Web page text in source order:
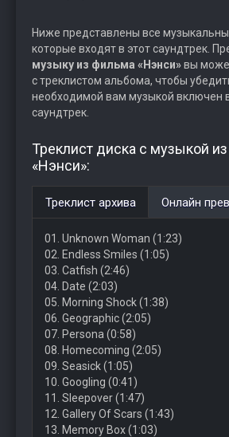
Ниже представлены все
которые входят в этот саундтрек.
музыку из фильма «Нэнси»вы
с треклистом альбома, чтобы
необходимой вам музыкой включен
саундтрек.
Треклист диска с музыкой
«Нэнси»:
Треклист архива Онлайн
01. Unknown Woman (1:23)
02. Endless Smiles (1:05)
03. Catfish (2:46)
04. Date (2:03)
05. Morning Shock (1:38)
06. Geographic (2:05)
07. Persona (0:58)
08. Homecoming (2:05)
09. Seasick (1:05)
10. Googling (0:41)
11. Sleepover (1:47)
12. Gallery Of Scars (1:43)
13. Memory Box (1:03)